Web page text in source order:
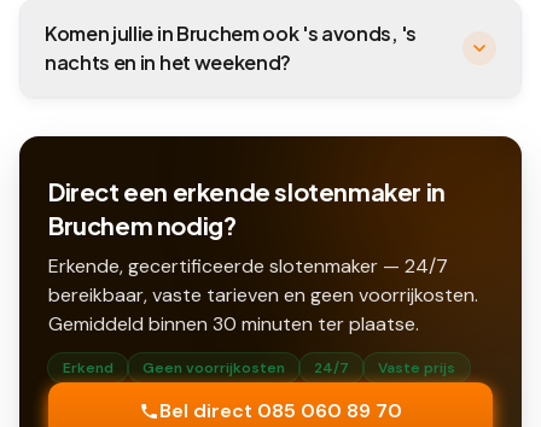
Komen jullie in Bruchem ook 's avonds, 's
nachts en in het weekend?
Direct een erkende slotenmaker in
Bruchem nodig?
Erkende, gecertificeerde slotenmaker — 24/7
bereikbaar, vaste tarieven en geen voorrijkosten.
Gemiddeld binnen 30 minuten ter plaatse.
Erkend Geen voorrijkosten 24/7 Vaste prijs
Bel direct 085 060 89 70